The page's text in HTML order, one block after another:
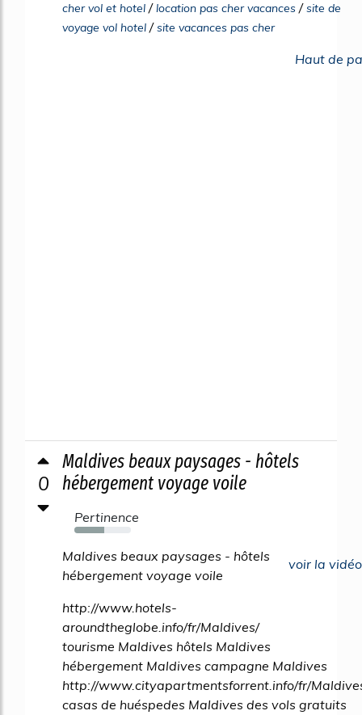
cher vol et hotel /location pas cher vacances /site de
voyage vol hotel /site vacances pas cher
Haut de
0
Maldives beaux paysages - hôtels
hébergement voyage voile
Pertinence
53%
voir la vidéo
Maldives beaux paysages - hôtels
hébergement voyage voile
http://www.hotels-
aroundtheglobe.info/fr/Maldives/
tourisme Maldives hôtels Maldives
hébergement Maldives campagne Maldives
http://www.cityapartmentsforrent.info/fr/
casas de huéspedes Maldives des vols gratuits